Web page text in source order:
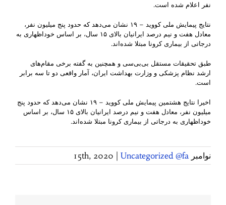
نفر اعلام شده است.
نتایج پیمایش ملی کووید – ١٩ نشان می‌دهد که حدود پنج میلیون نفر،
معادل هفت و نیم درصد ایرانیان بالای ۱۵ سال، بر اساس خوداظهاری به
درجاتی از بیماری کرونا مبتلا شده‌اند.
طبق تحقیقات مستقل بی‌بی‌سی و همچنین به گفته برخی مقام‌های
ارشد نظام پزشکی و وزارت بهداشت ایران، آمار واقعی دو تا سه برابر
است.
اخیرا نتایج هشتمین پیمایش ملی کووید – ١٩ نشان می‌دهد که حدود پنج
میلیون نفر، معادل هفت و نیم درصد ایرانیان بالای ۱۵ سال، بر اساس
خوداظهاری به درجاتی از بیماری کرونا مبتلا شده‌اند.
نوامبر 15th, 2020 Uncategorized @fa